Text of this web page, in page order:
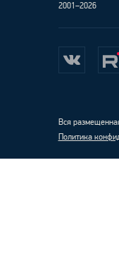
2001–2026
Вся
Политика